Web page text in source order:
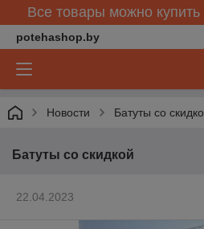
Все товары можно купить
potehashop.by
Новости Батуты со
Батуты со скидкой
22.04.2023